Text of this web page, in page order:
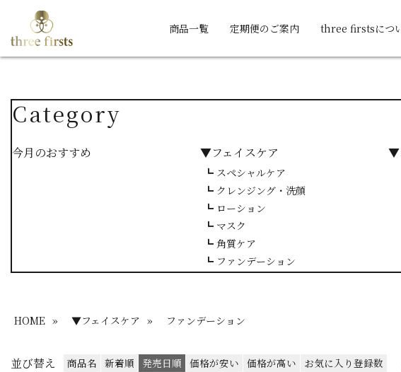
商品一覧 定期便のご案内 three firstsにつ
Category
今月のおすすめ ▼フェイスケア
┗ スペシャルケア
┗ クレンジング・洗顔
┗ ローション
┗ マスク
┗ 角質ケア
┗ ファンデーション
▼
HOME » ▼フェイスケア » ファンデーション
並び替え 商品名 新着順 発売日順 価格が安い 価格が高い お気に入り登録数